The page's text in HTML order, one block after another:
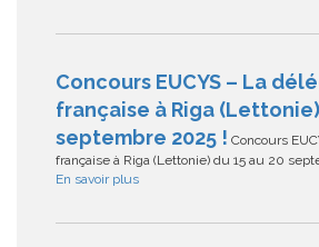
Concours EUCYS – La
française à Riga (Lettonie)
septembre 2025 ! Concours
française à Riga (Lettonie) du 15 au 20
En savoir plus